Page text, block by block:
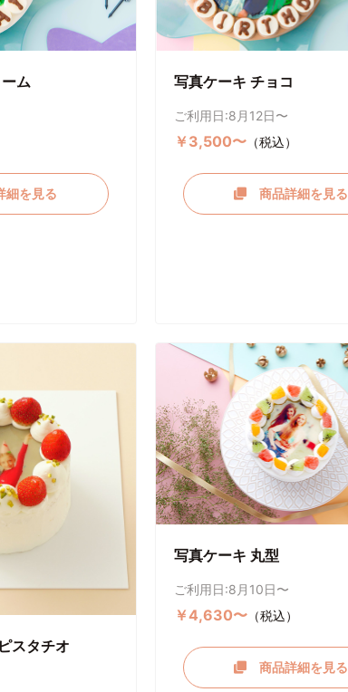
ム
を見る
写真ケーキ チョコ
ご利用日:8月12日〜
￥3,500〜（税込）
商品詳細を見る
スタチオ
写真ケーキ 丸型
ご利用日:8月10日〜
￥4,630〜（税込）
商品詳細を見る